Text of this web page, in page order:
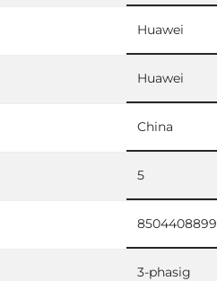
Huawei
Huawei
China
5
8504408899
3-phasig